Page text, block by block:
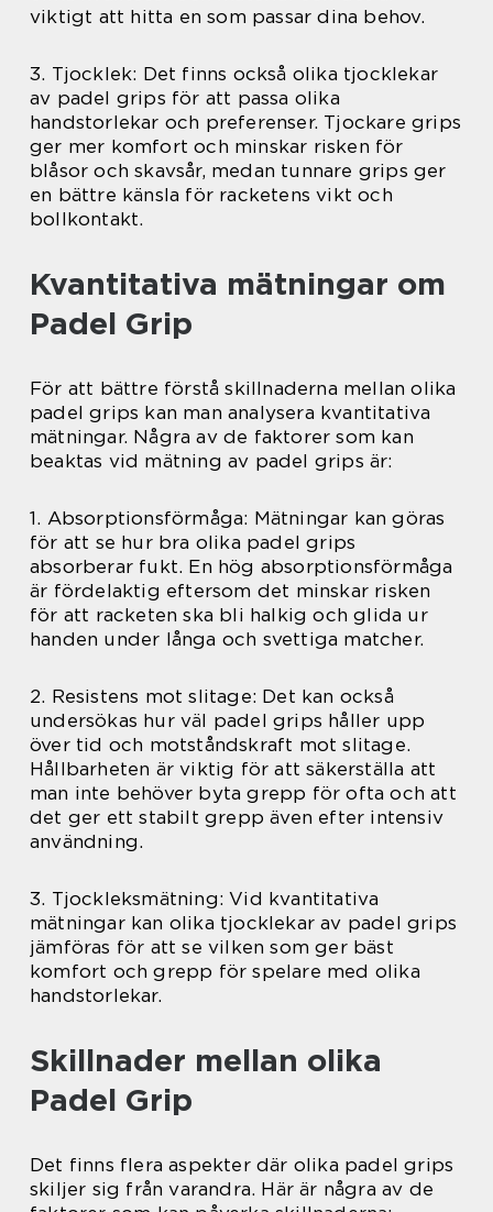
viktigt att hitta en som passar dina behov.
3. Tjocklek: Det finns också olika tjocklekar
av padel grips för att passa olika
handstorlekar och preferenser. Tjockare grips
ger mer komfort och minskar risken för
blåsor och skavsår, medan tunnare grips ger
en bättre känsla för racketens vikt och
bollkontakt.
Kvantitativa mätningar om
Padel Grip
För att bättre förstå skillnaderna mellan olika
padel grips kan man analysera kvantitativa
mätningar. Några av de faktorer som kan
beaktas vid mätning av padel grips är:
1. Absorptionsförmåga: Mätningar kan göras
för att se hur bra olika padel grips
absorberar fukt. En hög absorptionsförmåga
är fördelaktig eftersom det minskar risken
för att racketen ska bli halkig och glida ur
handen under långa och svettiga matcher.
2. Resistens mot slitage: Det kan också
undersökas hur väl padel grips håller upp
över tid och motståndskraft mot slitage.
Hållbarheten är viktig för att säkerställa att
man inte behöver byta grepp för ofta och att
det ger ett stabilt grepp även efter intensiv
användning.
3. Tjockleksmätning: Vid kvantitativa
mätningar kan olika tjocklekar av padel grips
jämföras för att se vilken som ger bäst
komfort och grepp för spelare med olika
handstorlekar.
Skillnader mellan olika
Padel Grip
Det finns flera aspekter där olika padel grips
skiljer sig från varandra. Här är några av de